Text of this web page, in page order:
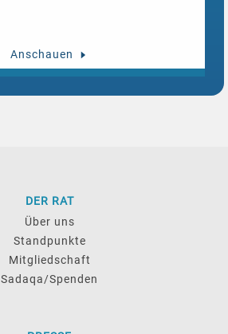
Anschauen
DER RAT
Über uns
Standpunkte
Mitgliedschaft
Sadaqa/Spenden